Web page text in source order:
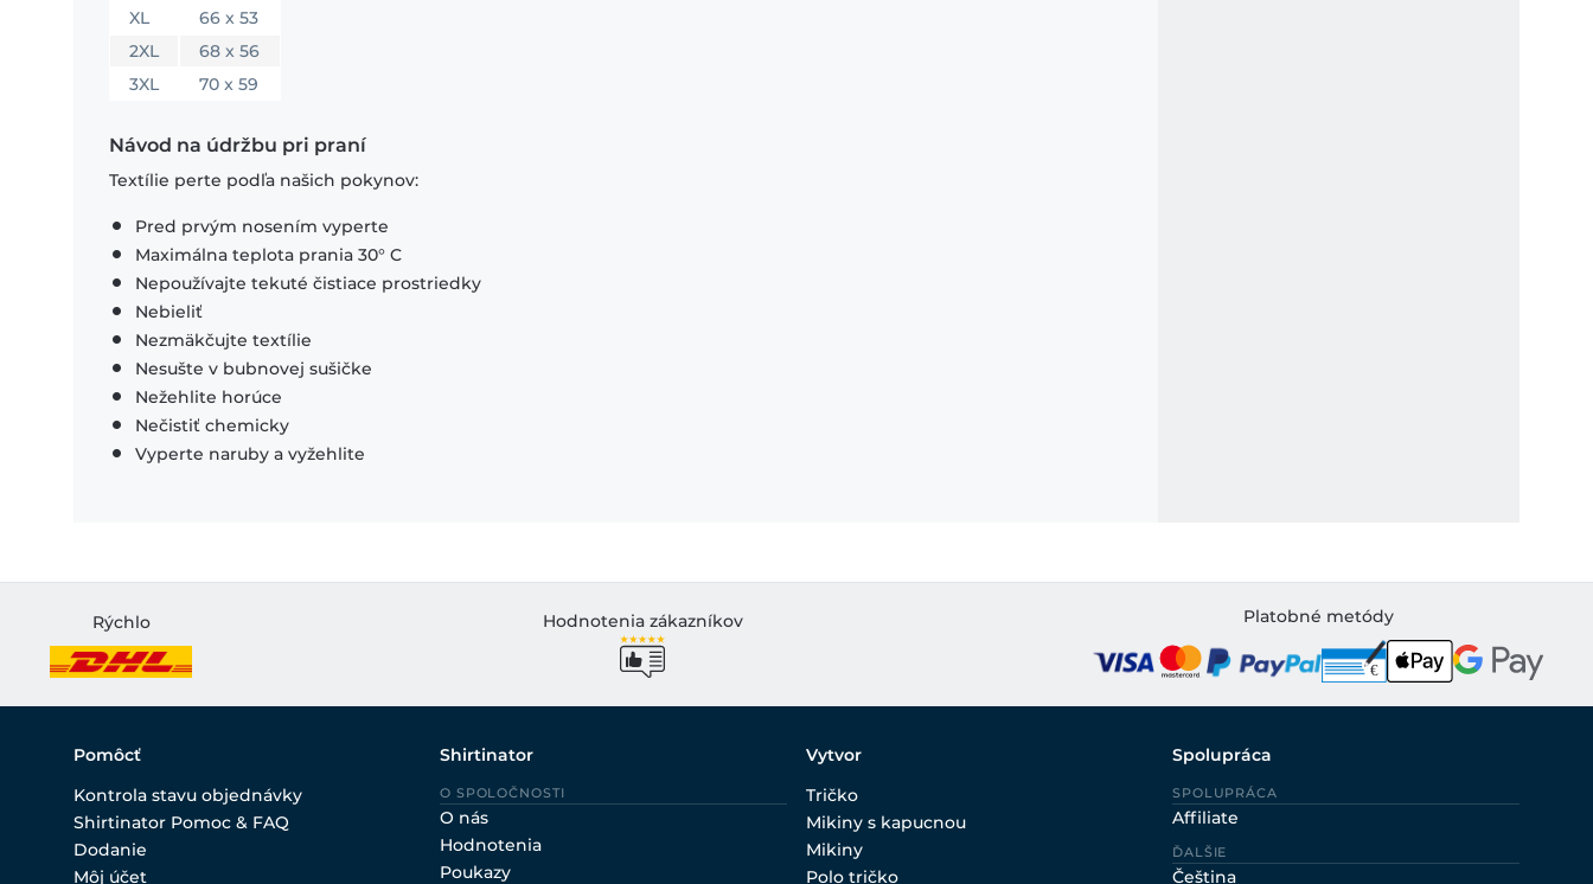
XL
66 x 53
2XL
68 x 56
3XL
70 x 59
Návod na údržbu pri praní
Textílie perte podľa našich pokynov:
Pred prvým nosením vyperte
Maximálna teplota prania 30° C
Nepoužívajte tekuté čistiace prostriedky
Nebieliť
Nezmäkčujte textílie
Nesušte v bubnovej sušičke
Nežehlite horúce
Nečistiť chemicky
Vyperte naruby a vyžehlite
Rýchlo Hodnotenia zákazníkov Platobné metódy
Pomôcť
Kontrola stavu objednávky
Shirtinator Pomoc & FAQ
Dodanie
Môj účet
Shirtinator
O SPOLOČNOSTI
O nás
Hodnotenia
Poukazy
Vytvor
Tričko
Mikiny s kapucnou
Mikiny
Polo tričko
Spolupráca
SPOLUPRÁCA
Affiliate
ĎALŠIE
Čeština